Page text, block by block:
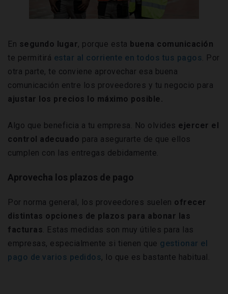
En segundo lugar, porque esta buena comunicación
te permitirá estar al corriente en todos tus pagos. Por
otra parte, te conviene aprovechar esa buena
comunicación entre los proveedores y tu negocio para
ajustar los precios lo máximo posible.
Algo que beneficia a tu empresa. No olvides ejercer el
control adecuado para asegurarte de que ellos
cumplen con las entregas debidamente.
Aprovecha los plazos de pago
Por norma general, los proveedores suelen ofrecer
distintas opciones de plazos para abonar las
facturas. Estas medidas son muy útiles para las
empresas, especialmente si tienen que gestionar el
pago de varios pedidos, lo que es bastante habitual.